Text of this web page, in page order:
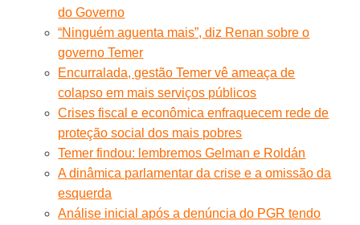
do Governo
“Ninguém aguenta mais”, diz Renan sobre o
governo Temer
Encurralada, gestão Temer vê ameaça de
colapso em mais serviços públicos
Crises fiscal e econômica enfraquecem rede de
proteção social dos mais pobres
Temer findou: lembremos Gelman e Roldán
A dinâmica parlamentar da crise e a omissão da
esquerda
Análise inicial após a denúncia do PGR tendo